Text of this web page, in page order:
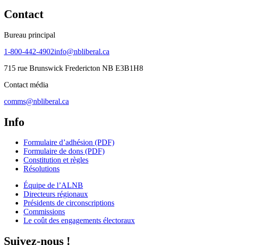
Contact
Bureau principal
1-800-442-4902info@nbliberal.ca
715 rue Brunswick Fredericton NB E3B1H8
Contact média
comms@nbliberal.ca
Info
Formulaire d’adhésion (PDF)
Formulaire de dons (PDF)
Constitution et règles
Résolutions
Équipe de l’ALNB
Directeurs régionaux
Présidents de circonscriptions
Commissions
Le coût des engagements électoraux
Suivez-nous !